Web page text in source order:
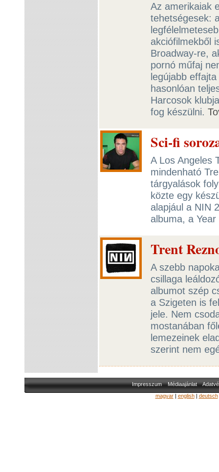
Az amerikaiak
tehetségesek:
akciófilmekből
Broadway-re,
pornó műfaj
legújabb
hasonlóan
Harcosok
fog készülni.
Sci-fi
A Los Angeles
mindenható
tárgyalások
közte egy
alapjául a NIN
albuma, a
Trent
A szebb
csillaga
albumot szép
a Szigeten is
jele. Nem
mostanában
lemezeinek
szerint nem
Impresszum Médiaajánlat
magyar| english| deutsch